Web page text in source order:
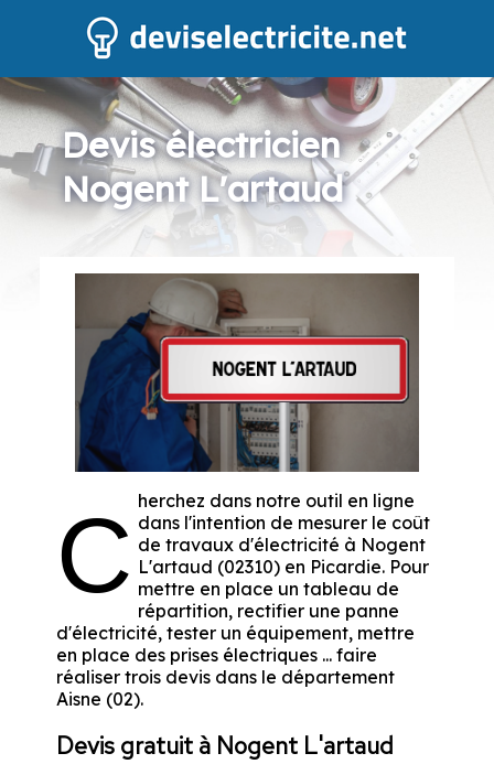
Devis électricien
Nogent L'artaud
C herchez dans notre outil en ligne
dans l'intention de mesurer le coût
de travaux d'électricité à Nogent
L'artaud (02310) en Picardie. Pour
mettre en place un tableau de
répartition, rectifier une panne
d'électricité, tester un équipement, mettre
en place des prises électriques ... faire
réaliser trois devis dans le département
Aisne (02).
Devis gratuit à Nogent L'artaud